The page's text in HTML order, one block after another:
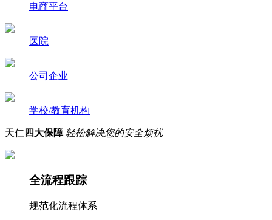
电商平台
医院
公司企业
学校/教育机构
天仁 四大保障 轻松解决您的安全烦扰
全流程跟踪
规范化流程体系